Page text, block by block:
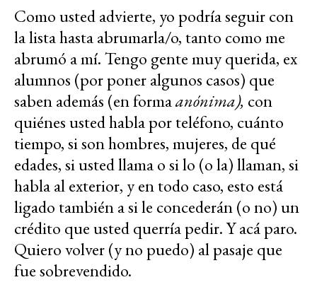
Como usted advierte, yo podría seguir con
la lista hasta abrumarla/o, tanto como me
abrumó a mí. Tengo gente muy querida, ex
alumnos (por poner algunos casos) que
saben además (en formaanónima), con
quiénes usted habla por teléfono, cuánto
tiempo, si son hombres, mujeres, de qué
edades, si usted llama o si lo (o la) llaman, si
habla al exterior, y en todo caso, esto está
ligado también a si le concederán (o no) un
crédito que usted querría pedir. Y acá paro.
Quiero volver (y no puedo) al pasaje que
fue sobrevendido.